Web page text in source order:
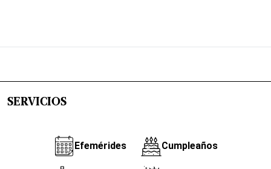
SERVICIOS
Efemérides Cumpleaños